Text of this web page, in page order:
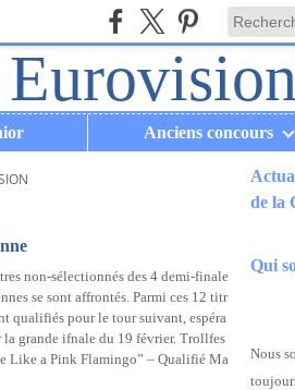
Anciens concours
non-sélectionnés des 4 demi-finale
se sont affrontés. Parmi ces 12 titr
qualifiés pour le tour suivant, espéra
la grande ifnale du 19 février. Trollfes
Like a Pink Flamingo” – Qualifié Ma
de la
Qui
Nous